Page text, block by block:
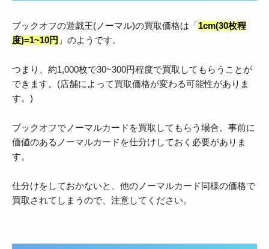
ブックオフの遊戯王(ノーマル)の買取価格は「1cm(30枚程
度)=1~10円 」のようです。
つまり、約1,000枚で30~300円程度で買取してもらうことが
できます。(店舗によって買取価格が変わる可能性がありま
す。)
ブックオフでノーマルカードを買取してもらう場合、事前に
価値のあるノーマルカードを仕分けしておく必要がありま
す。
仕分けをしておかないと、他のノーマルカード同様の価格で
買取されてしまうので、注意してください。